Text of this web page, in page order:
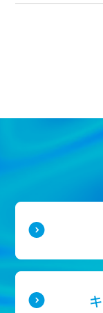
リガク
募
ャ
ア
用
募
要